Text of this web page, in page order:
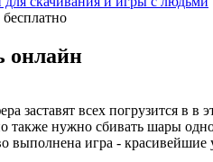
онлайн
заставят всех погрузится в
нужно сбивать шары
выполнена игра -